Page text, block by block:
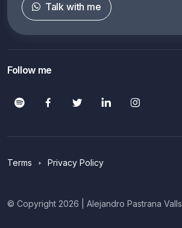
Talk with me
Follow me
Terms Privacy Policy
© Copyright 2026 | Alejandro Pastrana Valls